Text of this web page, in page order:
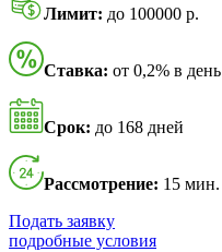
Лимит: до 100000 р.
Ставка: от 0,2% в день
Срок: до 168 дней
Рассмотрение: 15 мин.
Подать заявку
подробные условия